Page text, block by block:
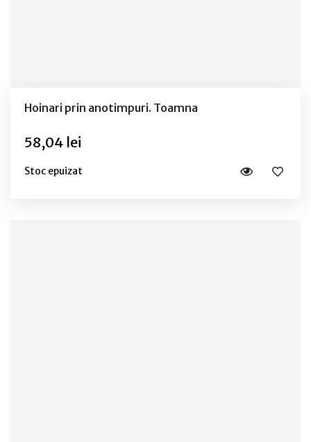
Hoinari prin anotimpuri. Toamna
58,04 lei
Stoc epuizat